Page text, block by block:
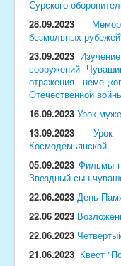
Сурского
28.09.2023
безмолвных
23.09.2023
сооружений
отражения
Отечественной
16.09.2023 Урок
13.09.2023
Космодемьянской.
05.09.2023 Фильмы
Звездный сын
22.06.2023 День
22.06 2023
22.06.2023
21.06.2023 Квест